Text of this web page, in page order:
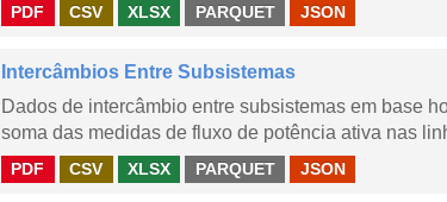
PDF CSV XLSX PARQUET JSON
Intercâmbios Entre Subsistemas
Dados de intercâmbio entre subsistemas em base
soma das medidas de fluxo de potência ativa nas
PDF CSV XLSX PARQUET JSON